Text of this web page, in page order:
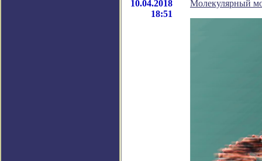
10.04.2018
18:51
Молекулярный